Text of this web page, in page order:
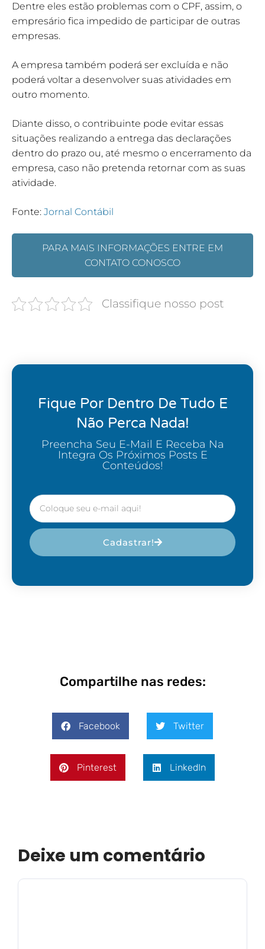
Dentre eles estão problemas com o CPF, assim, o
empresário fica impedido de participar de outras
empresas.
A empresa também poderá ser excluída e não
poderá voltar a desenvolver suas atividades em
outro momento.
Diante disso, o contribuinte pode evitar essas
situações realizando a entrega das declarações
dentro do prazo ou, até mesmo o encerramento da
empresa, caso não pretenda retornar com as suas
atividade.
Fonte: Jornal Contábil
PARA MAIS INFORMAÇÕES ENTRE EM
CONTATO CONOSCO
Classifique nosso post
Fique Por Dentro De Tudo E
Não Perca Nada!
Preencha Seu E-Mail E Receba Na
Integra Os Próximos Posts E
Conteúdos!
Cadastrar!
Compartilhe nas redes:
Facebook Twitter
Pinterest LinkedIn
Deixe um comentário